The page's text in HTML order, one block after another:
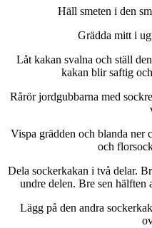
Häll smeten i den
Grädda mitt i
Låt kakan svalna och ställ
kakan blir saftig
Rårör jordgubbarna med
Vispa grädden och blanda ner
och
Dela sockerkakan i två delar.
undre delen. Bre sen hälften
Lägg på den andra